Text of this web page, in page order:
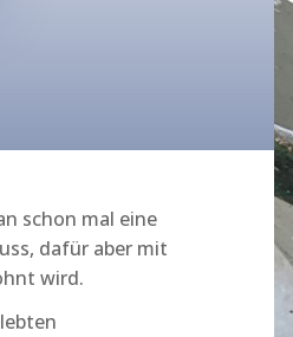
schon mal eine
dafür aber mit
wird.